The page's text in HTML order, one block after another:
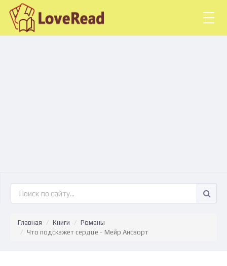
Главная Книги
Романы
Что подскажет сердце - Мейр Ансворт